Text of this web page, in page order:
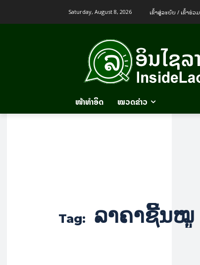
Saturday, August 8, 2026 ເຂົ້າ​ສູ່​ລະ​ບົບ / ເຂົ້າ​ຮ່ວມ
ໜ້າທຳອິດ ໝວດຂ່າວ
Tag: ລາຄາຊີ້ນໝູ